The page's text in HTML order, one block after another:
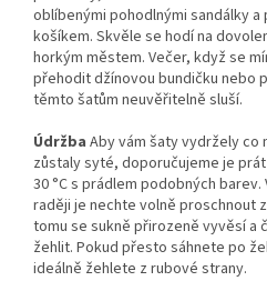
oblíbenými pohodlnými sandálky
košíkem. Skvěle se hodí na
horkým městem. Večer, když se
přehodit džínovou bundičku nebo
těmto šatům neuvěřitelně sluší.
Údržba Aby vám šaty vydržely co
zůstaly syté, doporučujeme je
30 °C s prádlem podobných
raději je nechte volně proschnout
tomu se sukně přirozeně vyvěsí a
žehlit. Pokud přesto sáhnete po
ideálně žehlete z rubové strany.